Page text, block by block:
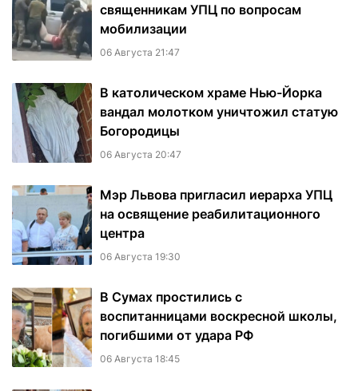
священникам УПЦ по вопросам
мобилизации
06 Августа 21:47
В католическом храме Нью-Йорка
вандал молотком уничтожил статую
Богородицы
06 Августа 20:47
Мэр Львова пригласил иерарха УПЦ
на освящение реабилитационного
центра
06 Августа 19:30
В Сумах простились с
воспитанницами воскресной школы,
погибшими от удара РФ
06 Августа 18:45